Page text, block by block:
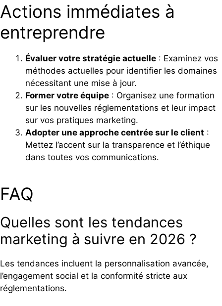
Actions immédiates à
entreprendre
Évaluer votre stratégie actuelle : Examinez vos
méthodes actuelles pour identifier les domaines
nécessitant une mise à jour.
Former votre équipe : Organisez une formation
sur les nouvelles réglementations et leur impact
sur vos pratiques marketing.
Adopter une approche centrée sur le client :
Mettez l’accent sur la transparence et l’éthique
dans toutes vos communications.
FAQ
Quelles sont les tendances
marketing à suivre en 2026 ?
Les tendances incluent la personnalisation avancée,
l’engagement social et la conformité stricte aux
réglementations.